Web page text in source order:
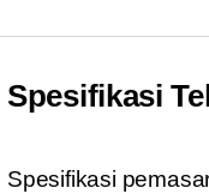
Spesifikasi
Spesifikasi